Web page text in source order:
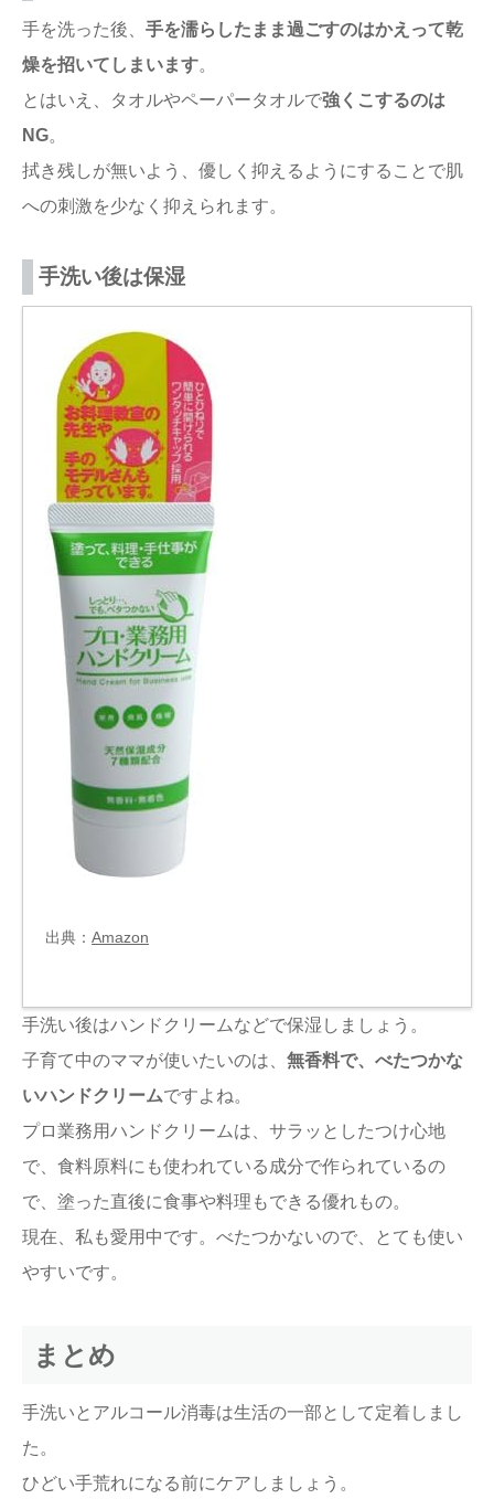
手を洗った後、 手を濡らしたまま過ごすのはかえって乾
燥を招いてしまいます。
とはいえ、タオルやペーパータオルで強くこするのは
NG。
拭き残しが無いよう、優しく抑えるようにすることで肌
への刺激を少なく抑えられます。
手洗い後は保湿
出典： Amazon
手洗い後はハンドクリームなどで保湿しましょう。
子育て中のママが使いたいのは、 無香料で、べたつかな
いハンドクリームですよね。
プロ業務用ハンドクリームは、サラッとしたつけ心地
で、食料原料にも使われている成分で作られているの
で、塗った直後に食事や料理もできる優れもの。
現在、私も愛用中です。べたつかないので、とても使い
やすいです。
まとめ
手洗いとアルコール消毒は生活の一部として定着しまし
た。
ひどい手荒れになる前にケアしましょう。